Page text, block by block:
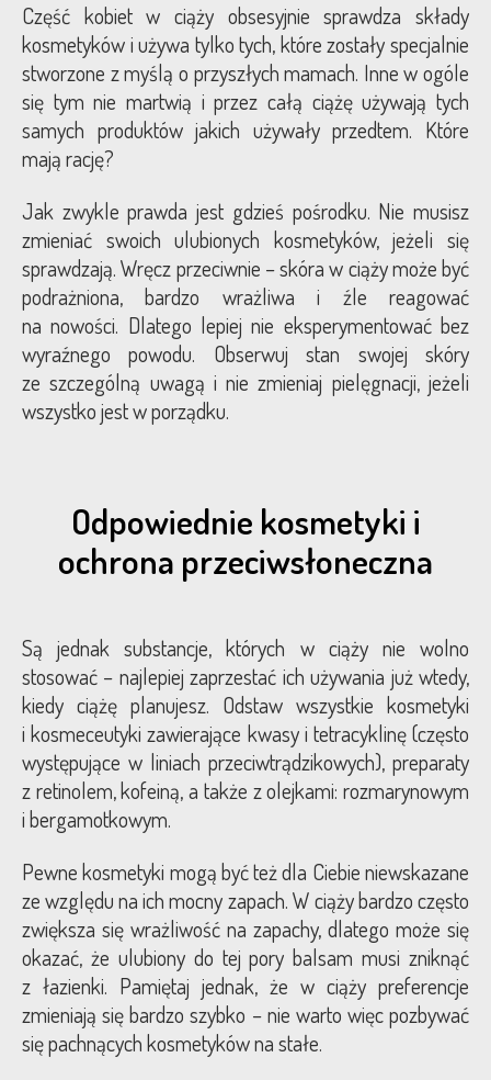
Część kobiet w ciąży obsesyjnie sprawdza składy
kosmetyków i używa tylko tych, które zostały specjalnie
stworzone z myślą o przyszłych mamach. Inne w ogóle
się tym nie martwią i przez całą ciążę używają tych
samych produktów jakich używały przedtem. Które
mają rację?
Jak zwykle prawda jest gdzieś pośrodku. Nie musisz
zmieniać swoich ulubionych kosmetyków, jeżeli się
sprawdzają. Wręcz przeciwnie – skóra w ciąży może być
podrażniona, bardzo wrażliwa i źle reagować
na nowości. Dlatego lepiej nie eksperymentować bez
wyraźnego powodu. Obserwuj stan swojej skóry
ze szczególną uwagą i nie zmieniaj pielęgnacji, jeżeli
wszystko jest w porządku.
Odpowiednie kosmetyki i
ochrona przeciwsłoneczna
Są jednak substancje, których w ciąży nie wolno
stosować – najlepiej zaprzestać ich używania już wtedy,
kiedy ciążę planujesz. Odstaw wszystkie kosmetyki
i kosmeceutyki zawierające kwasy i tetracyklinę (często
występujące w liniach przeciwtrądzikowych), preparaty
z retinolem, kofeiną, a także z olejkami: rozmarynowym
i bergamotkowym.
Pewne kosmetyki mogą być też dla Ciebie niewskazane
ze względu na ich mocny zapach. W ciąży bardzo często
zwiększa się wrażliwość na zapachy, dlatego może się
okazać, że ulubiony do tej pory balsam musi zniknąć
z łazienki. Pamiętaj jednak, że w ciąży preferencje
zmieniają się bardzo szybko – nie warto więc pozbywać
się pachnących kosmetyków na stałe.